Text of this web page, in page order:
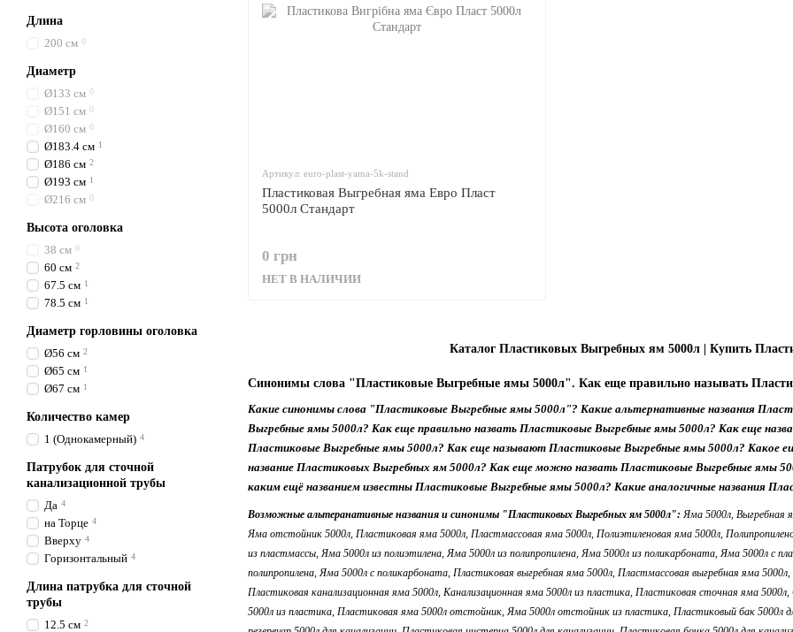
Каталог Пластиковых Выгребных ям 5000л | Купить
Синонимы слова "Пластиковые Выгребные ямы 5000л". Как еще правильно называть
Какие синонимы слова "Пластиковые Выгребные ямы 5000л"? Какие альтернативные названия
Выгребные ямы 5000л? Как еще правильно назвать Пластиковые Выгребные ямы 5000л? Как еще
Пластиковые Выгребные ямы 5000л? Как еще называют Пластиковые Выгребные ямы 5000л? Какое
название Пластиковых Выгребных ям 5000л? Как еще можно назвать Пластиковые Выгребные ямы
каким ещё названием известны Пластиковые Выгребные ямы 5000л? Какие аналогичные названия
Возможные альтеранативные названия и синонимы "Пластиковых Выгребных ям 5000л": Яма 5000л, Выгребная яма 5000л, Канализационная яма 5000л, Сточная яма 5000л, Сливная яма 5000л, Яма отстойник 5000л, Пластиковая яма 5000л, Пластмассовая яма 5000л, Полиэтиленовая яма 5000л, Полипропиленовая яма 5000л, Поликарбонатная яма 5000л, Яма 5000л из пластика, Яма 5000л из пластмассы, Яма 5000л из полиэтилена, Яма 5000л из полипропилена, Яма 5000л из поликарбоната, Яма 5000л с пластика, Яма 5000л с пластмассы, Яма 5000л с полиэтилена, Яма 5000л с полипропилена, Яма 5000л с поликарбоната, Пластиковая выгребная яма 5000л, Пластмассовая выгребная яма 5000л, Выгребная яма 5000л из пластика, Выгребная яма 5000л из пластмассы, Пластиковая канализационная яма 5000л, Канализационная яма 5000л из пластика, Пластиковая сточная яма 5000л, Сточная яма 5000л из пластика, Пластиковая сливная яма 5000л, Сливная яма 5000л из пластика, Пластиковая яма 5000л отстойник, Яма 5000л отстойник из пластика, Пластиковый бак 5000л для канализации, Пластиковая емкость 5000л для канализации, Пластиковый резервуар 5000л для канализации, Пластиковая цистерна 5000л для канализации, Пластиковая бочка 5000л для канализации, Пластиковый контейнер 5000л для канализации, Пластиковый бак 5000л для канализационной ямы, Пластиковая емкость 5000л для канализационной ямы, Пластиковый резервуар 5000л для канализационной ямы, Пластиковая цистерна 5000л для канализационной ямы, Пластиковая бочка 5000л для канализационной ямы, Пластиковый контейнер 5000л для канализационной ямы, Бак 5000л для пластиковой канализации, Бак 5000л для пластиковой выгребной канализации, Бак 5000л для пластиковой сточной канализации, Бак 5000л для пластиковой сливной канализации, Бак 5000л для пластиковой отстойной канализации, Емкость 5000л для пластиковой канализации, Емкость 5000л для пластиковой выгребной канализации, Емкость 5000л для пластиковой сточной канализации, Емкость 5000л для пластиковой сливной канализации, Емкость 5000л для пластиковой отстойной канализации, Резервуар 5000л для пластиковой канализации, Резервуар 5000л для пластиковой выгребной канализации, Резервуар 5000л для пластиковой сточной канализации, Резервуар 5000л для пластиковой сливной канализации, Резервуар 5000л для пластиковой отстойной канализации, Цистерна 5000л
Артикул: euro-plast-yama-5k-stand
Пластиковая Выгребная яма Евро Пласт
5000л Стандарт
0 грн
НЕТ В НАЛИЧИИ
Длина
200 см 0
Диаметр
Ø133 см 0
Ø151 см 0
Ø160 см 0
Ø183.4 см 1
Ø186 см 2
Ø193 см 1
Ø216 см 0
Высота оголовка
38 см 0
60 см 2
67.5 см 1
78.5 см 1
Диаметр горловины оголовка
Ø56 см 2
Ø65 см 1
Ø67 см 1
Количество камер
1 (Однокамерный) 4
Патрубок для сточной
канализационной трубы
Да 4
на Торце 4
Вверху 4
Горизонтальный 4
Длина патрубка для сточной
трубы
12.5 см 2